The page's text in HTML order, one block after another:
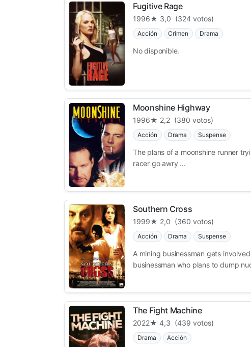
Fugitive Rage
1996★ 3,0 (324 votos)
Acción Crimen Drama
No disponible.
Moonshine Highway
1996★ 2,2 (380 votos)
Acción Drama Suspense
The plans of a moonshine runner
racer go awry ...
Southern Cross
1999★ 2,0 (360 votos)
Acción Drama Suspense
A mining businessman gets
businessman who plans to dump
The Fight Machine
2022★ 4,3 (439 votos)
Drama Acción